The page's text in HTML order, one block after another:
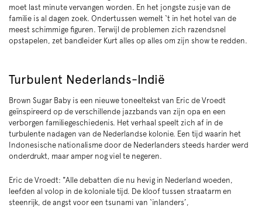
moet last minute vervangen worden. En het jongste zusje van de
familie is al dagen zoek. Ondertussen wemelt ‘t in het hotel van de
meest schimmige figuren. Terwijl de problemen zich razendsnel
opstapelen, zet bandleider Kurt alles op alles om zijn show te redden.
Turbulent Nederlands-Indië
Brown Sugar Baby is een nieuwe toneeltekst van Eric de Vroedt
geïnspireerd op de verschillende jazzbands van zijn opa en een
verborgen familiegeschiedenis. Het verhaal speelt zich af in de
turbulente nadagen van de Nederlandse kolonie. Een tijd waarin het
Indonesische nationalisme door de Nederlanders steeds harder werd
onderdrukt, maar amper nog viel te negeren.
Eric de Vroedt: "Alle debatten die nu hevig in Nederland woeden,
leefden al volop in de koloniale tijd. De kloof tussen straatarm en
steenrijk, de angst voor een tsunami van ‘inlanders’,